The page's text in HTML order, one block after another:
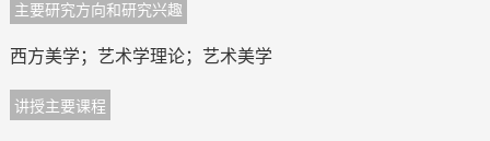
主要研究方向和研究兴趣
西方美学；艺术学理论；艺术美学
讲授主要课程